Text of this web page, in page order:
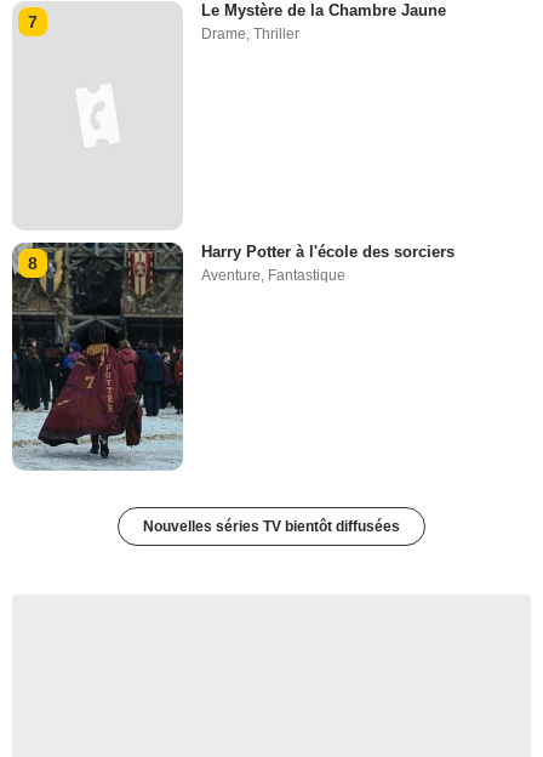
7
Le Mystère de la Chambre Jaune
Drame,Thriller
8
Harry Potter à l'école des sorciers
Aventure Fantastique
Nouvelles séries TV bientôt diffusées